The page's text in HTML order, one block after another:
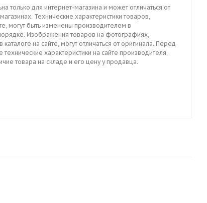
только для интернет-магазина и может отличаться от
Технические характеристики товаров,
могут быть изменены производителем в
Изображения товаров на фотографиях,
каталоге на сайте, могут отличаться от оригинала. Перед
технические характеристики на сайте производителя,
товара на складе и его цену у продавца.